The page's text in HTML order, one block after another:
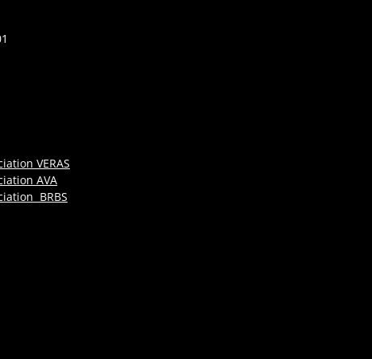
VERAS
AVA
BRBS